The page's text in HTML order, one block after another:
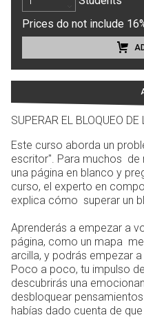
Prices do not include
SUPERAR EL BLOQUEO
Este curso aborda un
escritor". Para muchos de
una página en blanco y
curso, el experto en
explica cómo superar un
Aprenderás a empezar a
página, como un mapa
arcilla, y podrás empezar
Poco a poco, tu impulso
descubrirás una
desbloquear
habías dado cuenta de